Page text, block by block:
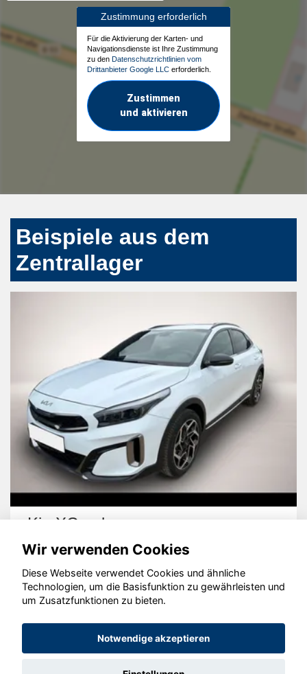
Zustimmung erforderlich
Für die Aktivierung der Karten- und
Navigationsdienste ist Ihre Zustimmung
zu den Datenschutzrichtlinien vom
Drittanbieter Google LLC erforderlich.
Zustimmen
und aktivieren
Beispiele aus dem
Zentrallager
Kia XCeed
© konjunkturmotor.de GmbH 2020 - 2026
Wir verwenden Cookies
Diese Webseite verwendet Cookies und ähnliche
Technologien, um die Basisfunktion zu gewährleisten und
um Zusatzfunktionen zu bieten.
Notwendige akzeptieren